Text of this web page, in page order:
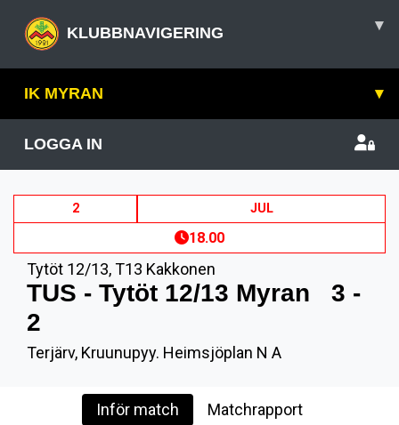
KLUBBNAVIGERING ▾
IK MYRAN ▾
LOGGA IN
2 JUL
18.00
Tytöt 12/13,T13 Kakkonen
TUS - Tytöt 12/13 Myran
3 -
2
Terjärv, Kruunupyy. Heimsjöplan N A
Inför match Matchrapport